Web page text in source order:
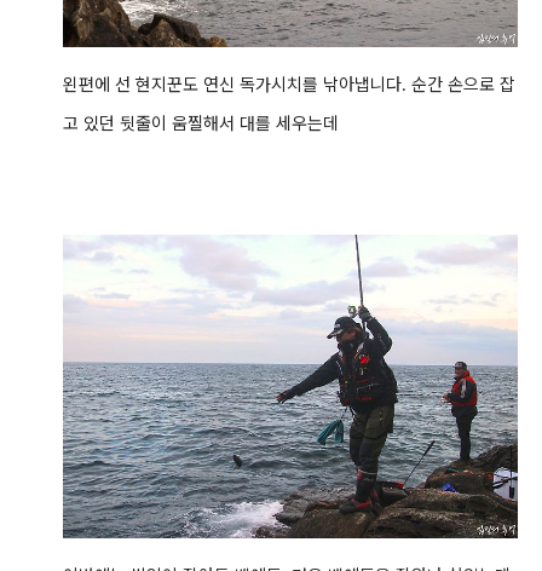
왼편에 선 현지꾼도 연신 독가시치를 낚아냅니다. 순간 손으로 잡
고 있던 뒷줄이 움찔해서 대를 세우는데